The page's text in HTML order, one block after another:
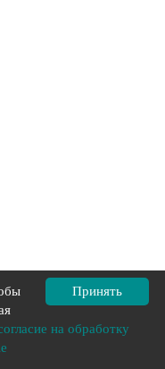
Принять
на обработку